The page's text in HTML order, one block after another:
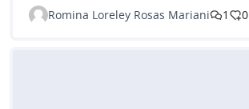
Romina Loreley Rosas Mariani 1 0